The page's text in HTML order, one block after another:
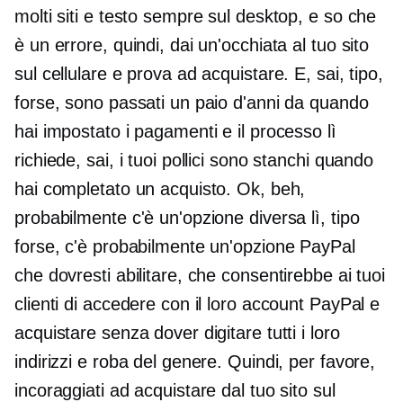
molti siti e testo sempre sul desktop, e so che
è un errore, quindi, dai un'occhiata al tuo sito
sul cellulare e prova ad acquistare. E, sai, tipo,
forse, sono passati un paio d'anni da quando
hai impostato i pagamenti e il processo lì
richiede, sai, i tuoi pollici sono stanchi quando
hai completato un acquisto. Ok, beh,
probabilmente c'è un'opzione diversa lì, tipo
forse, c'è probabilmente un'opzione PayPal
che dovresti abilitare, che consentirebbe ai tuoi
clienti di accedere con il loro account PayPal e
acquistare senza dover digitare tutti i loro
indirizzi e roba del genere. Quindi, per favore,
incoraggiati ad acquistare dal tuo sito sul